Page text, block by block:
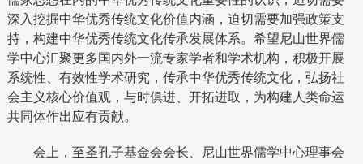
深入挖掘中华优秀传统文化价值内涵，迫切需要加强政策支
持，构建中华优秀传统文化传承发展体系。希望尼山世界儒
学中心汇聚更多国内外一流专家学者和学术机构，积极开展
系统性、有效性学术研究，传承中华优秀传统文化，弘扬社
会主义核心价值观，与时俱进、开拓进取，为构建人类命运
共同体作出应有贡献。
会上，至圣孔子基金会会长、尼山世界儒学中心理事会